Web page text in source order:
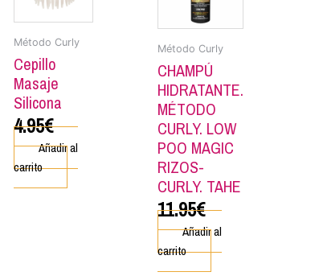
Método Curly
Cepillo
Masaje
Silicona
4.95€
Añadir al
carrito
Método Curly
CHAMPÚ
HIDRATANTE.
MÉTODO
CURLY. LOW
POO MAGIC
RIZOS-
CURLY. TAHE
11.95€
Añadir al
carrito